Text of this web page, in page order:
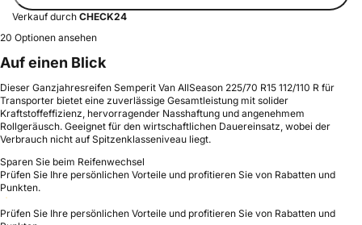
Verkauf durch CHECK24
20 Optionen ansehen
Auf einen Blick
Dieser Ganzjahresreifen Semperit Van AllSeason 225/70 R15 112/110 R für
Transporter bietet eine zuverlässige Gesamtleistung mit solider
Kraftstoffeffizienz, hervorragender Nasshaftung und angenehmem
Rollgeräusch. Geeignet für den wirtschaftlichen Dauereinsatz, wobei der
Verbrauch nicht auf Spitzenklasseniveau liegt.
Sparen Sie beim Reifenwechsel
Prüfen Sie Ihre persönlichen Vorteile und profitieren Sie von Rabatten und
Punkten.
Prüfen Sie Ihre persönlichen Vorteile und profitieren Sie von Rabatten und